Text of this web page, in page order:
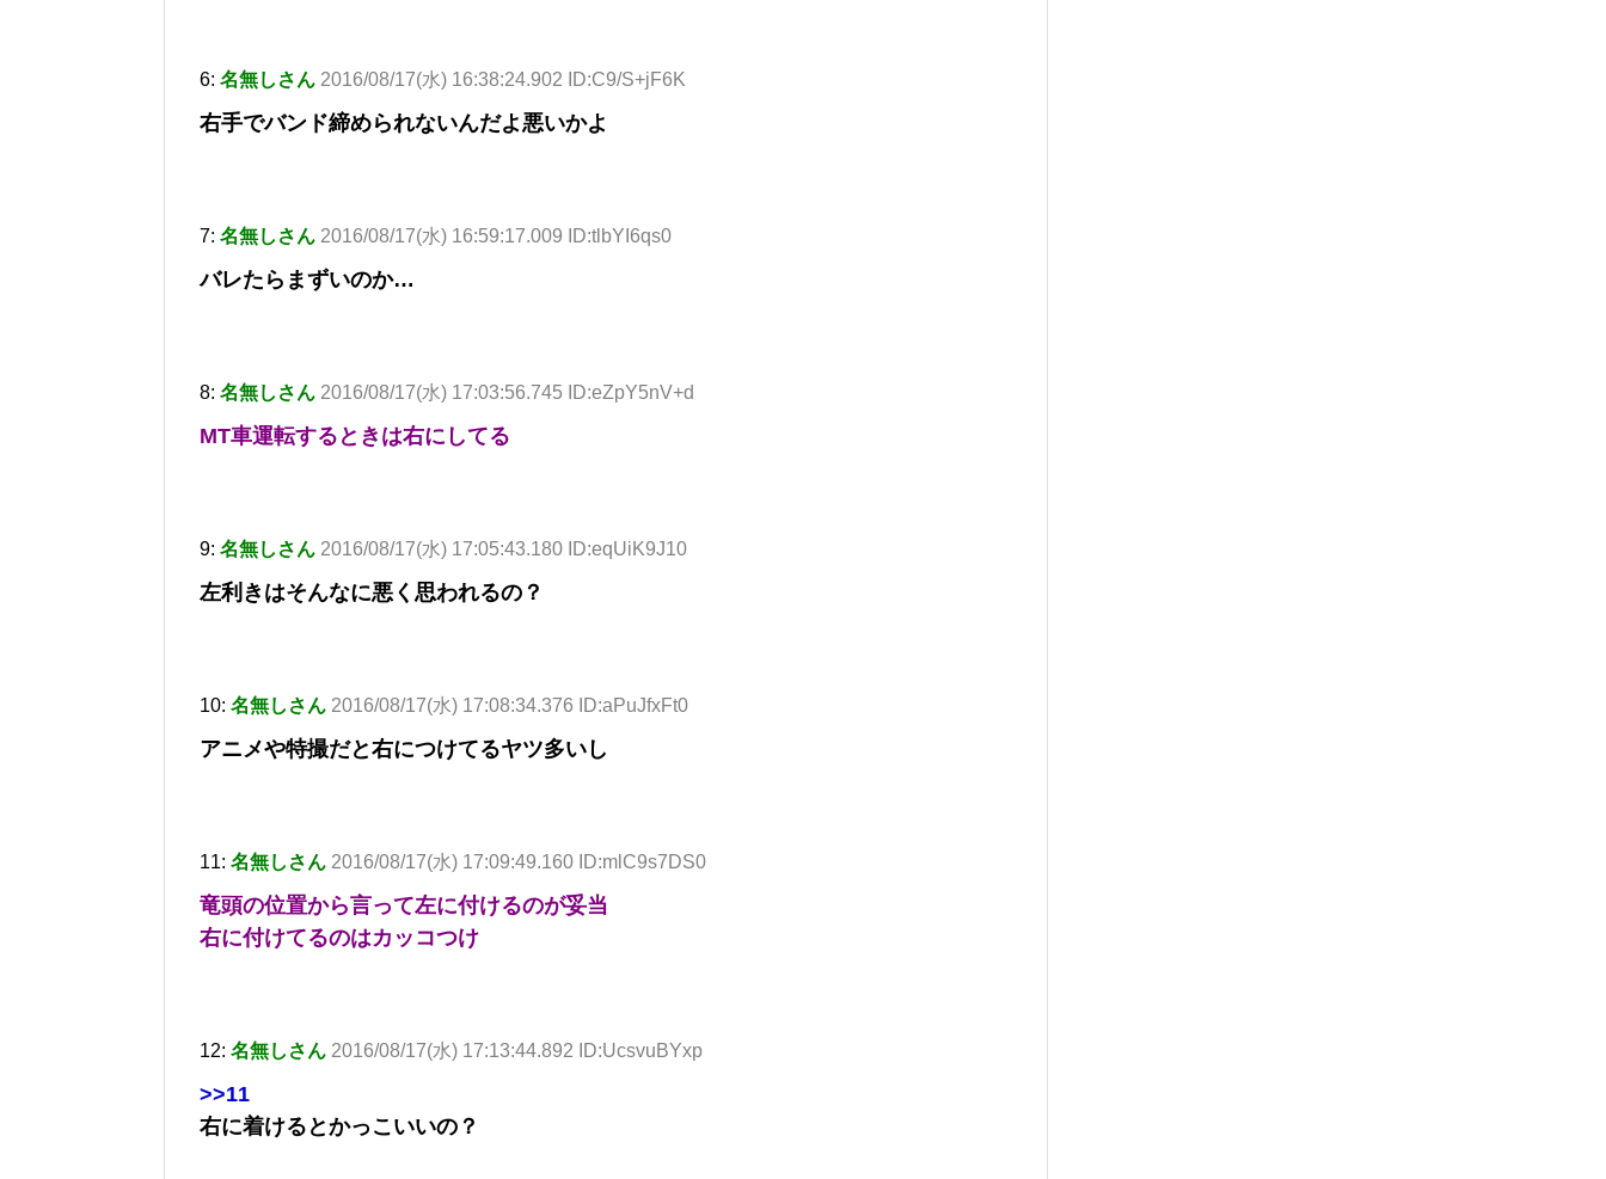
6: 名無しさん 2016/08/17(水) 16:38:24.902 ID:C9/S+jF6K
右手でバンド締められないんだよ悪いかよ
7: 名無しさん 2016/08/17(水) 16:59:17.009 ID:tlbYI6qs0
バレたらまずいのか…
8: 名無しさん 2016/08/17(水) 17:03:56.745 ID:eZpY5nV+d
MT車運転するときは右にしてる
9: 名無しさん 2016/08/17(水) 17:05:43.180 ID:eqUiK9J10
左利きはそんなに悪く思われるの？
10: 名無しさん 2016/08/17(水) 17:08:34.376 ID:aPuJfxFt0
アニメや特撮だと右につけてるヤツ多いし
11: 名無しさん 2016/08/17(水) 17:09:49.160 ID:mlC9s7DS0
竜頭の位置から言って左に付けるのが妥当
右に付けてるのはカッコつけ
12: 名無しさん 2016/08/17(水) 17:13:44.892 ID:UcsvuBYxp
>>11
右に着けるとかっこいいの？